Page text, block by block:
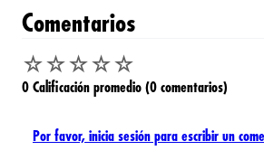
Comentarios
☆☆☆☆☆
0 Calificación promedio (0 comentarios)
Por favor, inicia sesión para escribir un